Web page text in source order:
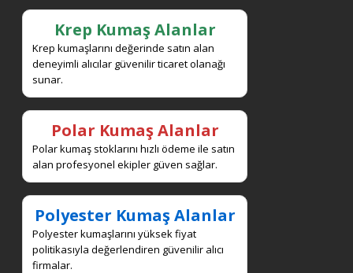
Krep Kumaş Alanlar
Krep kumaşlarını değerinde satın alan
deneyimli alıcılar güvenilir ticaret olanağı
sunar.
Polar Kumaş Alanlar
Polar kumaş stoklarını hızlı ödeme ile satın
alan profesyonel ekipler güven sağlar.
Polyester Kumaş Alanlar
Polyester kumaşlarını yüksek fiyat
politikasıyla değerlendiren güvenilir alıcı
firmalar.